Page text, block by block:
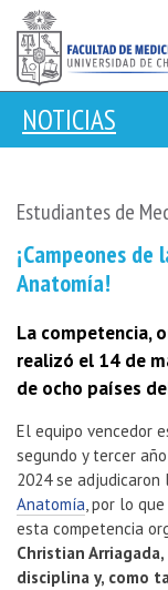
NOTICIAS
Estudiantes de
¡Campeones de
Anatomía!
La competencia,
realizó el 14 de
de ocho países
El equipo vencedor
segundo y tercer
2024 se adjudicaron
Anatomía, por lo
esta competencia
Christian
disciplina y, como